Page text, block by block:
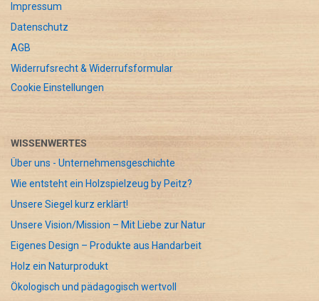
Impressum
Datenschutz
AGB
Widerrufsrecht & Widerrufsformular
Cookie Einstellungen
WISSENWERTES
Über uns - Unternehmensgeschichte
Wie entsteht ein Holzspielzeug by Peitz?
Unsere Siegel kurz erklärt!
Unsere Vision/Mission – Mit Liebe zur Natur
Eigenes Design – Produkte aus Handarbeit
Holz ein Naturprodukt
Ökologisch und pädagogisch wertvoll